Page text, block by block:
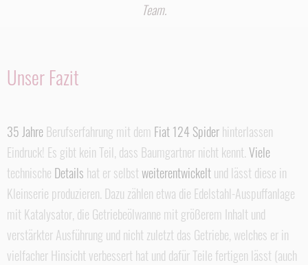
Team.
Unser Fazit
35 Jahre Berufserfahrung mit dem Fiat 124 Spiderhinterlassen
Eindruck! Es gibt kein Teil, dass Baumgartner nicht kennt.Viele
technische Details hat er selbstweiterentwickeltund lässt diese in
Kleinserie produzieren. Dazu zählen etwa die Edelstahl-Auspuffanlage
mit Katalysator, die Getriebeölwanne mit größerem Inhalt und
verstärkter Ausführung und nicht zuletzt das Getriebe, welches er in
vielfacher Hinsicht verbessert hat und dafür Teile fertigen lässt (auch